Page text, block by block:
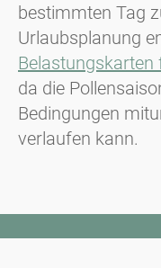
bestimmten Tag
Urlaubsplanung
Belastungskarten
da die
Bedingungen
verlaufen kann.